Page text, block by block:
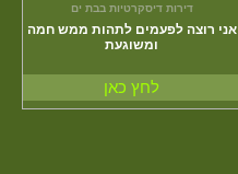
דירות דיסקרטיות בבת ים
אני רוצה לפעמים לתהות ממש חמה
ומשוגעת
לחץ כאן